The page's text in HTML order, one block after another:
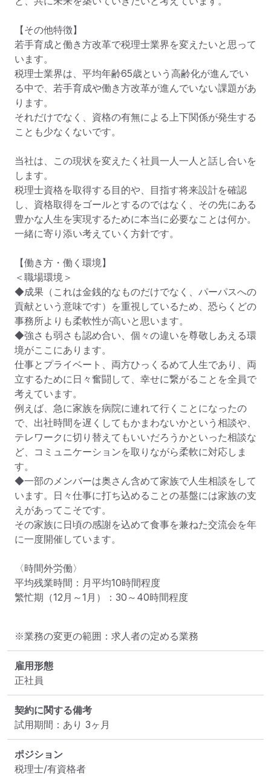
【その他特徴】
若手育成と働き方改革で税理士業界を変えたいと思って
います。
税理士業界は、平均年齢65歳という高齢化が進んでい
る中で、若手育成や働き方改革が進んでいない課題があ
ります。
それだけでなく、資格の有無による上下関係が発生する
ことも少なくないです。
当社は、この現状を変えたく社員一人一人と話し合いを
します。
税理士資格を取得する目的や、目指す将来設計を確認
し、資格取得をゴールとするのではなく、その先にある
豊かな人生を実現するために本当に必要なことは何か。
一緒に寄り添い考えていく方針です。
【働き方・働く環境】
＜職場環境＞
◆成果（これは金銭的なものだけでなく、パーパスへの
貢献という意味です）を重視しているため、恐らくどの
事務所よりも柔軟性が高いと思います。
◆強さも弱さも認め合い、個々の違いを尊敬しあえる環
境がここにあります。
仕事とプライベート、両方ひっくるめて人生であり、両
立するために日々奮闘して、幸せに繋がることを全員で
考えています。
例えば、急に家族を病院に連れて行くことになったの
で、出社時間を遅くしてもかまわないかという相談や、
テレワークに切り替えてもいいだろうかといった相談な
ど、コミュニケーションを取りながら柔軟に対応しま
す。
◆一部のメンバーは奥さん含めて家族で人生相談をして
います。日々仕事に打ち込めることの基盤には家族の支
えがあってこそです。
その家族に日頃の感謝を込めて食事を兼ねた交流会を年
に一度開催しています。
〈時間外労働〉
平均残業時間：月平均10時間程度
繁忙期（12月～1月）：30～40時間程度
※業務の変更の範囲：求人者の定める業務
雇用形態
正社員
契約に関する備考
試用期間：あり 3ヶ月
ポジション
税理士/有資格者